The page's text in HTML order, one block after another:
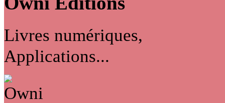
Livres numériques,
Applications...